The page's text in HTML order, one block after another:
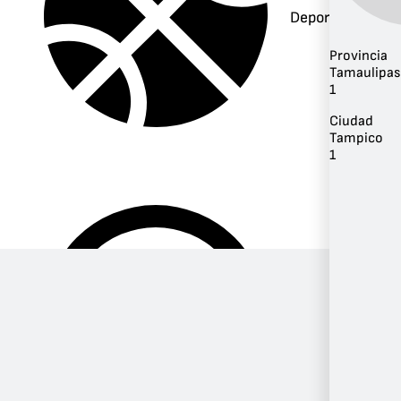
Deportes
Provincia
Tamaulipas
1
Ciudad
Tampico
1